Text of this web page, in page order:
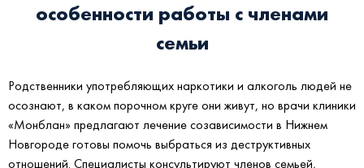
особенности работы с членами
семьи
Родственники употребляющих наркотики и алкоголь людей не
осознают, в каком порочном круге они живут, но врачи клиники
«Монблан» предлагают лечение созависимости в Нижнем
Новгороде готовы помочь выбраться из деструктивных
отношений. Специалисты консультируют членов семьей,